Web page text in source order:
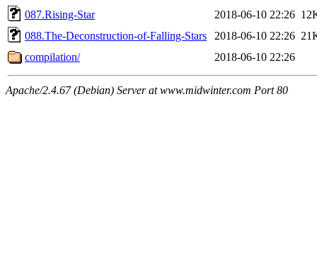
087.Rising-Star
2018-06-10 22:26
088.The-Deconstruction-of-Falling-Stars
2018-06-10 22:26
compilation/
2018-06-10 22:26
Apache/2.4.67 (Debian) Server at www.midwinter.com Port 80